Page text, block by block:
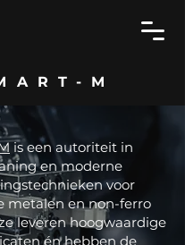
M
is een autoriteit in
en moderne
voor
metalen en non-ferro
leveren hoogwaardige
én hebben de